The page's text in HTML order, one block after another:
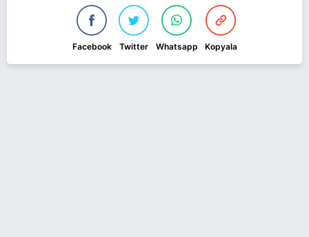
Facebook Twitter Whatsapp Kopyala